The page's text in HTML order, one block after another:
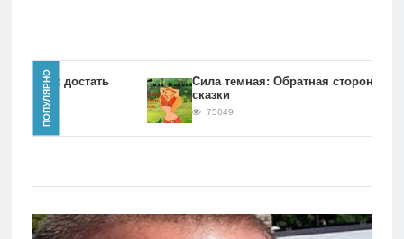
Главная
игры
ПОПУЛЯРНО
Как достать
Сила темная: Обратная сторона
сказки
75049